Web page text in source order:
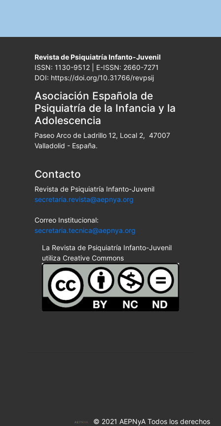
Revista de Psiquiatría Infanto-Juvenil
ISSN: 1130-9512 | E-ISSN: 2660-7271
DOI: https://doi.org/10.31766/revpsij
Asociación Española de
Psiquiatría de la Infancia y la
Adolescencia
Paseo Arco de Ladrillo 12, Local 2, 47007
Valladolid - España.
Contacto
Revista de Psiquiatría Infanto-Juvenil
secretaria.revista@aepnya.org
Correo Institucional:
secretaria.tecnica@aepnya.org
La Revista de Psiquiatría Infanto-Juvenil
utiliza Creative Commons
© 2021 AEPNyA Todos los derechos